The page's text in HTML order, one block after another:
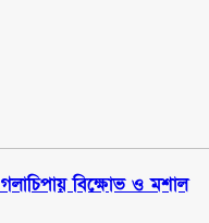
বিক্ষোভ ও মশাল